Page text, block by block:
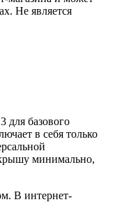
Не является
для базового
в себя только
минимально,
В интернет-